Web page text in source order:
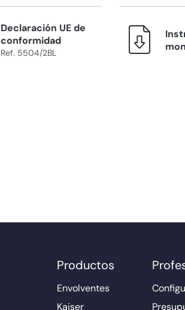
Declaración UE de
conformidad
Ref. 5504/2BL
Productos
Envolventes
Kaiser